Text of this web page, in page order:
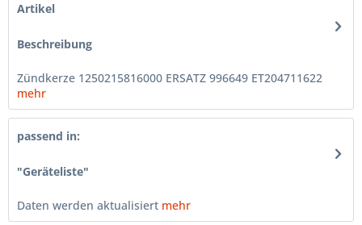
Artikel
Beschreibung
Zündkerze 1250215816000 ERSATZ 996649 ET204711622
mehr
passend in:
"Geräteliste"
Daten werden aktualisiert mehr